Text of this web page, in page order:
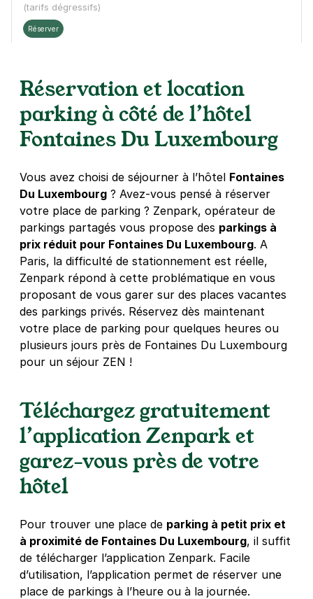
(tarifs dégressifs)
Réserver
Paris - Institut du monde arabe -
Jussieu
1 rue des Fossés Saint-Bernard
75005
Paris
4,8(685 avis)
+ Abonnements disponibles
Paris - Les Halles Saint-Eustache -
SAEMES
22 rue des Halles
75001
Paris
5,60 €
/heure 38,08 €/jour,
169,12 €/semaine
(tarifs dégressifs)
Paris - Hôtel de Ville - Beaubourg
15 rue du Temple
75004Paris
(90 avis)
+ Abonnements disponibles
Paris - Hôtel de Ville - Saint-Paul
6 rue de Moussy
Réservation et location
parking à côté de l’hôtel
Fontaines Du Luxembourg
Vous avez choisi de séjourner à l’hôtel Fontaines
Du Luxembourg ? Avez-vous pensé à réserver
votre place de parking ? Zenpark, opérateur de
parkings partagés vous propose des parkings à
prix réduit pour Fontaines Du Luxembourg. A
Paris, la difficulté de stationnement est réelle,
Zenpark répond à cette problématique en vous
proposant de vous garer sur des places vacantes
des parkings privés. Réservez dès maintenant
votre place de parking pour quelques heures ou
plusieurs jours près de Fontaines Du Luxembourg
pour un séjour ZEN !
Téléchargez gratuitement
l’application Zenpark et
garez-vous près de votre
hôtel
Pour trouver une place de parking à petit prix et
à proximité de Fontaines Du Luxembourg, il suffit
de télécharger l’application Zenpark. Facile
d’utilisation, l’application permet de réserver une
place de parkings à l’heure ou à la journée.